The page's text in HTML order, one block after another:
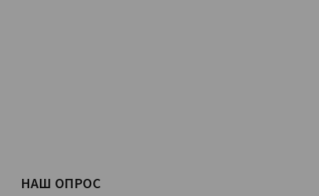
НАШ ОПРОС